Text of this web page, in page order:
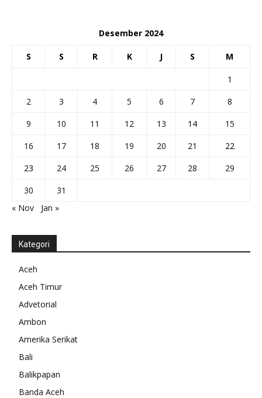
Desember 2024
S S R K J S M
1
2
3 4 5 6 7
8
9
10 11 12 13 14
15
16
17 18 19 20 21
22
23
24 25 26 27 28
29
30
31
« Nov
Jan »
Kategori
Aceh
Aceh Timur
Advetorial
Ambon
Amerika Serikat
Bali
Balikpapan
Banda Aceh